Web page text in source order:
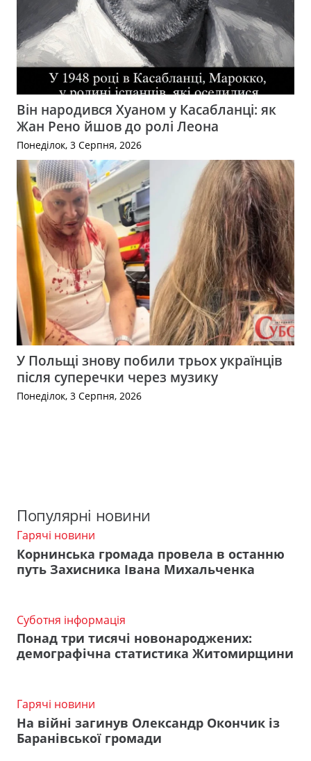
Він народився Хуаном у Касабланці: як
Жан Рено йшов до ролі Леона
Понеділок, 3 Серпня, 2026
У Польщі знову побили трьох українців
після суперечки через музику
Понеділок, 3 Серпня, 2026
Популярні новини
Гарячі новини
Корнинська громада провела в останню
путь Захисника Івана Михальченка
Суботня інформація
Понад три тисячі новонароджених:
демографічна статистика Житомирщини
Гарячі новини
На війні загинув Олександр Окончик із
Баранівської громади